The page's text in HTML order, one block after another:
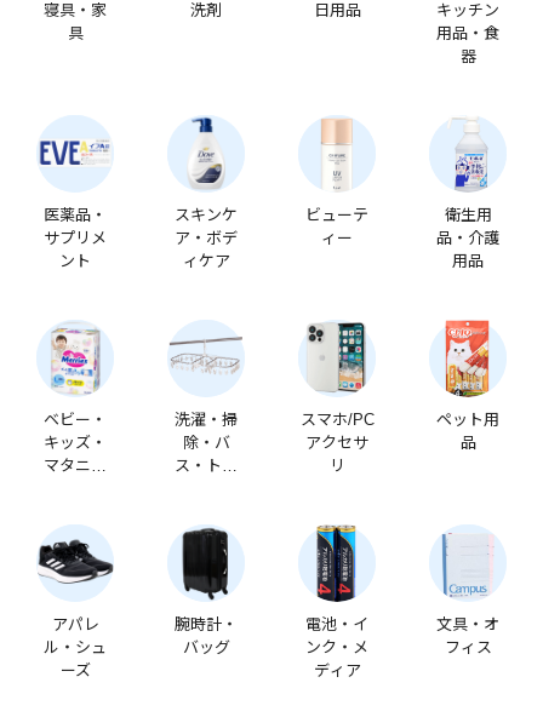
寝具・家
具
洗剤 日用品
キッチン
用品・食
器
医薬品・
サプリメ
ント
スキンケ
ア・ボデ
ィケア
ビューテ
ィー
衛生用
品・介護
用品
ベビー・
キッズ・
マタニテ
洗濯・掃
除・バ
ス・トイ
スマホ/PC
アクセサ
リ
ペット用
品
アパレ
ル・シュ
ーズ
腕時計・
バッグ
電池・イ
ンク・メ
ディア
文具・オ
フィス